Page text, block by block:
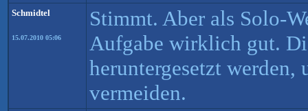
Schmidtel
15.07.2010 05:06
Stimmt. Aber als Solo-
Aufgabe wirklich gut.
heruntergesetzt
vermeiden.